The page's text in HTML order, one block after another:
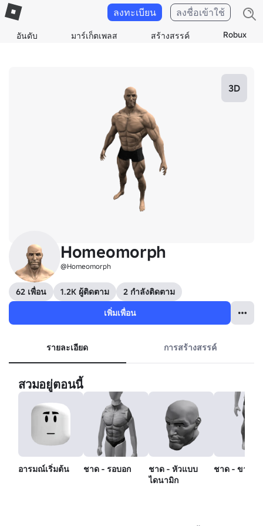
อันดับ มาร์เก็ตเพลส สร้างสรรค์ Robux
ลงทะเบียน ลงชื่อเข้าใช้
3D
Homeomorph
@Homeomorph
62 เพื่อน 1.2K ผู้ติดตาม
2 กำลังติดตาม
เพิ่มเพื่อน
รายละเอียด การสร้างสรรค์
สวมอยู่ตอนนี้
อารมณ์เริ่มต้น ชาด - รอบอก
ชาด - หัวแบบ
ไดนามิก
ชาด - ขาขวา